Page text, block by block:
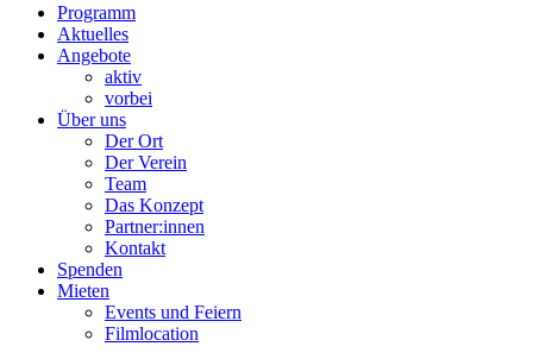
Programm
Aktuelles
Angebote
aktiv
vorbei
Über uns
Der Ort
Der Verein
Team
Das Konzept
Partner:innen
Kontakt
Spenden
Mieten
Events und Feiern
Filmlocation